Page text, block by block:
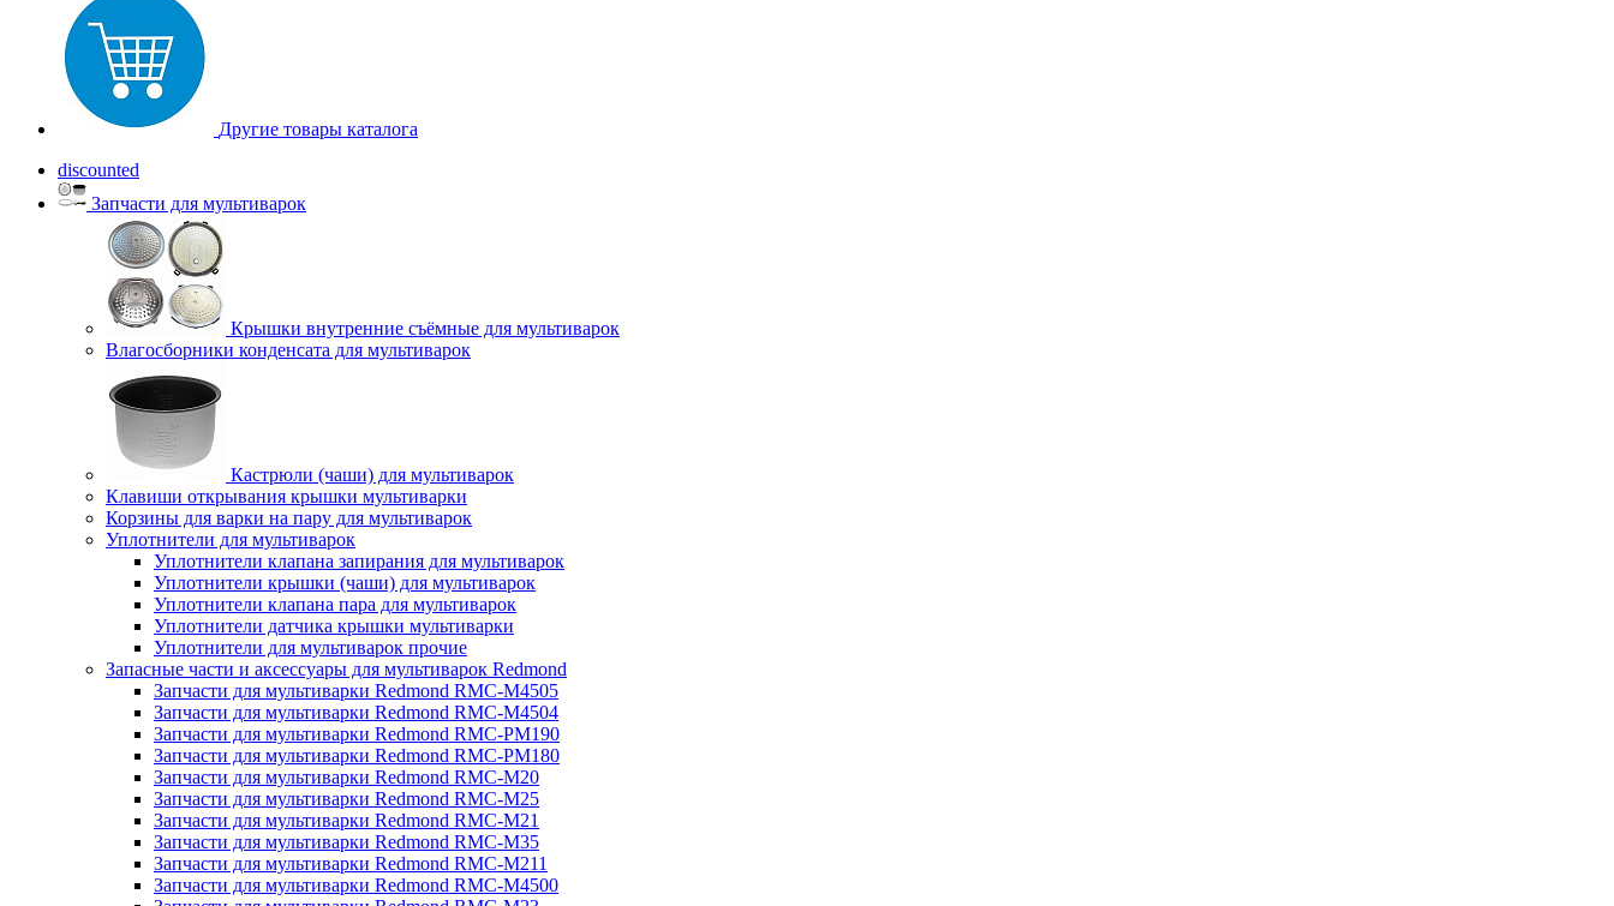
Другие товары каталога
discounted
Запчасти для мультиварок
Крышки внутренние съёмные для мультиварок
Влагосборники конденсата для мультиварок
Кастрюли (чаши) для мультиварок
Клавиши открывания крышки мультиварки
Корзины для варки на пару для мультиварок
Уплотнители для мультиварок
Уплотнители клапана запирания для мультиварок
Уплотнители крышки (чаши) для мультиварок
Уплотнители клапана пара для мультиварок
Уплотнители датчика крышки мультиварки
Уплотнители для мультиварок прочие
Запасные части и аксессуары для мультиварок Redmond
Запчасти для мультиварки Redmond RMC-M4505
Запчасти для мультиварки Redmond RMC-M4504
Запчасти для мультиварки Redmond RMC-PM190
Запчасти для мультиварки Redmond RMC-PM180
Запчасти для мультиварки Redmond RMC-M20
Запчасти для мультиварки Redmond RMC-M25
Запчасти для мультиварки Redmond RMC-M21
Запчасти для мультиварки Redmond RMC-M35
Запчасти для мультиварки Redmond RMC-M211
Запчасти для мультиварки Redmond RMC-M4500